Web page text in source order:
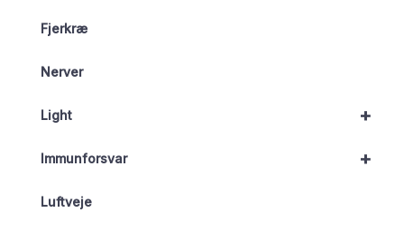
Fjerkræ
Nerver
+
Light
+
Immunforsvar
Luftveje